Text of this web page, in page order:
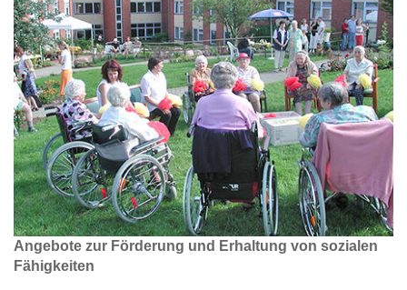
Angebote zur Förderung und Erhaltung von sozialen
Fähigkeiten